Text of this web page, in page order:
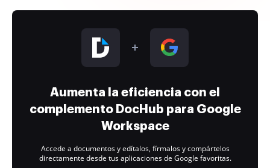
Aumenta la eficiencia con el
complemento DocHub para Google
Workspace
Accede a documentos y edítalos, fírmalos y compártelos
directamente desde tus aplicaciones de Google favoritas.